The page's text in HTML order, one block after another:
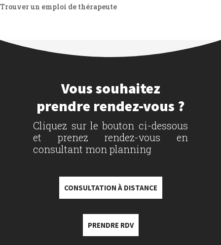
Trouver un emploi de thérapeute
Vous souhaitez
prendre rendez-vous ?
Cliquez sur le bouton ci-dessous
et prenez rendez-vous en
consultant mon planning
CONSULTATION À DISTANCE
PRENDRE RDV